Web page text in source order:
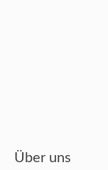
Über uns